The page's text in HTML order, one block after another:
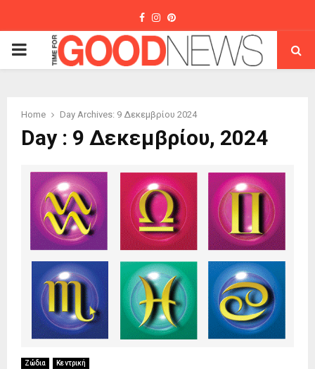
Facebook
Instagram
Pinterest
PRIMARY
Home Day Archives: 9 Δεκεμβρίου 2024
Day : 9 Δεκεμβρίου, 2024
Ζώδια Κεντρική